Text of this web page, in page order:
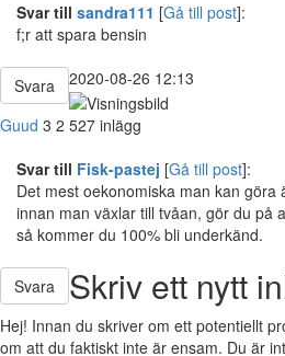
Svar till sandra111 [Gå till post]:
f;r att spara bensin
Svara
2020-08-26 12:13
Guud 3 2 527 inlägg
Svar till Fisk-pastej [Gå till post]:
Det mest oekonomiska man kan
innan man växlar till tvåan, gör du på
så kommer du 100% bli underkänd.
Svara Skriv ett nytt
Hej! Innan du skriver om ett potentiellt
om att du faktiskt inte är ensam. Du är